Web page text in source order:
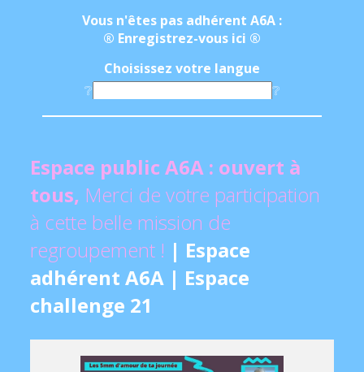
Vous n'êtes pas adhérent A6A :
®️ Enregistrez-vous ici ®️
Choisissez votre langue
❔
Powered by
Translate
❔
Espace public A6A : ouvert à
tous, Merci de votre participation
à cette belle mission de
regroupement ! | Espace
adhérent A6A | Espace
challenge 21